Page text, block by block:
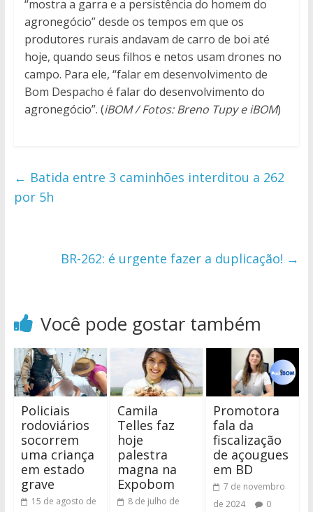
“mostra a garra e a persistência do homem do
agronegócio” desde os tempos em que os
produtores rurais andavam de carro de boi até
hoje, quando seus filhos e netos usam drones no
campo. Para ele, “falar em desenvolvimento de
Bom Despacho é falar do desenvolvimento do
agronegócio”. (iBOM / Fotos: Breno Tupy e iBOM)
← Batida entre 3 caminhões interditou a 262
por 5h
BR-262: é urgente fazer a duplicação! →
Você pode gostar também
Policiais
rodoviários
socorrem
uma criança
em estado
grave
15 de agosto de
Camila
Telles faz
hoje
palestra
magna na
Expobom
8 de julho de
Promotora
fala da
fiscalização
de açougues
em BD
7 de novembro
de 2024
0